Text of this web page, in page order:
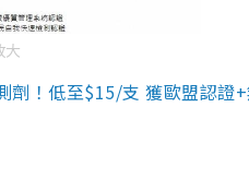
大
劑！低至$15/支 獲歐盟認證